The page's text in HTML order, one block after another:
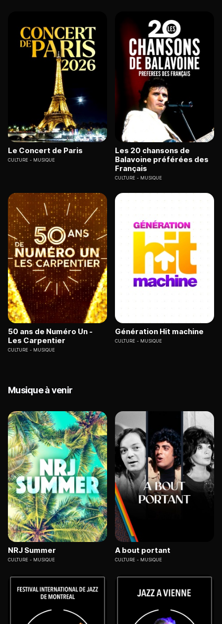
Le Concert de Paris
CULTURE MUSIQUE
Les 20 chansons de
Balavoine préférées des
Français
CULTURE MUSIQUE
50 ans de Numéro Un -
Les Carpentier
CULTURE MUSIQUE
Génération Hit machine
CULTURE MUSIQUE
Musique à venir
NRJ Summer
CULTURE MUSIQUE
A bout portant
CULTURE MUSIQUE